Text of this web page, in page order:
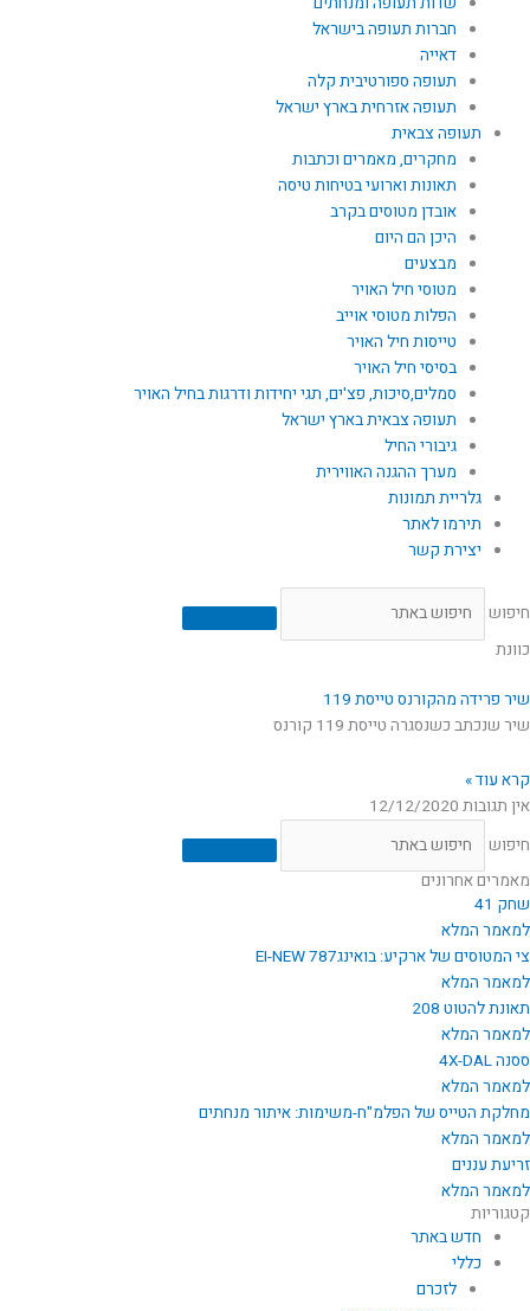
חברות תעופה בישראל
דאייה
תעופה ספורטיבית קלה
תעופה אזרחית בארץ ישראל
תעופה צבאית
מחקרים, מאמרים וכתבות
תאונות וארועי בטיחות טיסה
אובדן מטוסים בקרב
היכן הם היום
מבצעים
מטוסי חיל האויר
הפלות מטוסי אוייב
טייסות חיל האויר
בסיסי חיל האויר
סמלים,סיכות, פצ'ים, תגי יחידות ודרגות בחיל האויר
תעופה צבאית בארץ ישראל
גיבורי החיל
מערך ההגנה האווירית
גלריית תמונות
תירמו לאתר
יצירת קשר
חיפוש
כוונת
שיר פרידה מהקורנס טייסת 119
שיר שנכתב כשנסגרה טייסת 119 קורנס
קרא עוד »
אין תגובות 12/12/2020
חיפוש
מאמרים אחרונים
שחק 41
למאמר המלא
צי המטוסים של ארקיע: בואינג787 EI-NEW
למאמר המלא
תאונת להטוט 208
למאמר המלא
ססנה 4X-DAL
למאמר המלא
מחלקת הטייס של הפלמ"ח-משימות: איתור מנחתים
למאמר המלא
זריעת עננים
למאמר המלא
קטגוריות
חדש באתר
כללי
לזכרם